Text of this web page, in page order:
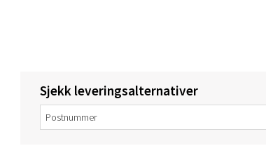
Sjekk leveringsalternativer